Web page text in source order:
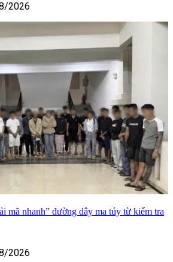
2026
mã nhanh” đường dây ma túy từ kiểm tra
2026